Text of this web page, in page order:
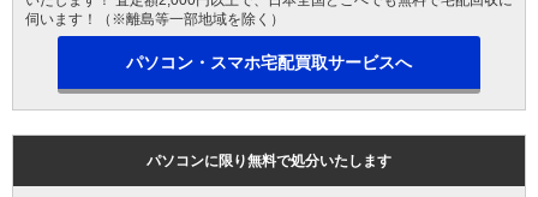
伺います！（※離島等一部地域を除く）
パソコン・スマホ宅配買取サービスへ
パソコンに限り無料で処分いたします